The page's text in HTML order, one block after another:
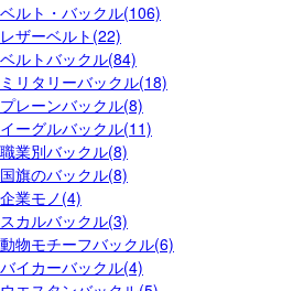
ベルト・バックル(106)
レザーベルト(22)
ベルトバックル(84)
ミリタリーバックル(18)
プレーンバックル(8)
イーグルバックル(11)
職業別バックル(8)
国旗のバックル(8)
企業モノ(4)
スカルバックル(3)
動物モチーフバックル(6)
バイカーバックル(4)